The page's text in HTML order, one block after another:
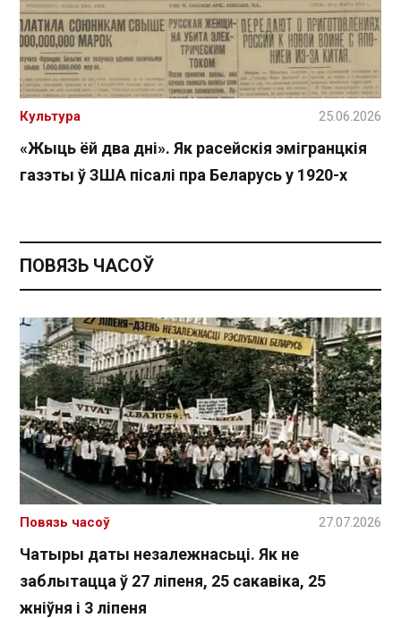
«Жыць ёй два дні». Як расейскія эмігранцкія
газэты ў ЗША пісалі пра Беларусь у 1920-х
Культура 25.06.2026
ПОВЯЗЬ ЧАСОЎ
Чатыры даты незалежнасьці. Як не
заблытацца ў 27 ліпеня, 25 сакавіка, 25
жніўня і 3 ліпеня
Повязь часоў 27.07.2026